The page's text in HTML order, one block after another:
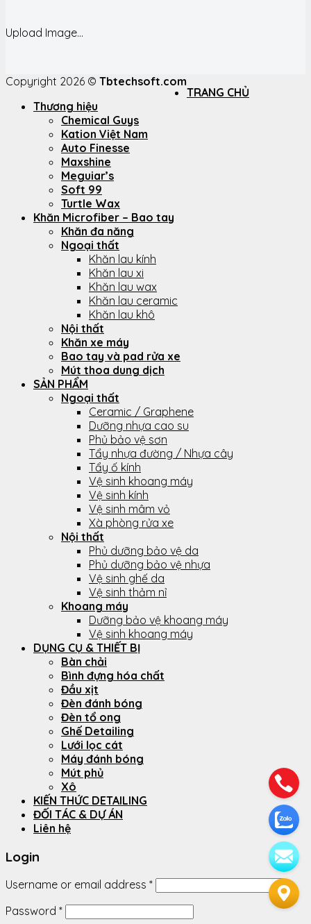
Upload Image...
Copyright 2026 © Tbtechsoft.com
TRANG CHỦ
Thương hiệu
Chemical Guys
Kation Việt Nam
Auto Finesse
Maxshine
Meguiar’s
Soft 99
Turtle Wax
Khăn Microfiber – Bao tay
Khăn đa năng
Ngoại thất
Khăn lau kính
Khăn lau xi
Khăn lau wax
Khăn lau ceramic
Khăn lau khô
Nội thất
Khăn xe máy
Bao tay và pad rửa xe
Mút thoa dung dịch
SẢN PHẨM
Ngoại thất
Ceramic / Graphene
Dưỡng nhựa cao su
Phủ bảo vệ sơn
Tẩy nhựa đường / Nhựa cây
Tẩy ố kính
Vệ sinh khoang máy
Vệ sinh kính
Vệ sinh mâm vỏ
Xà phòng rửa xe
Nội thất
Phủ dưỡng bảo vệ da
Phủ dưỡng bảo vệ nhựa
Vệ sinh ghế da
Vệ sinh thảm nỉ
Khoang máy
Dưỡng bảo vệ khoang máy
Vệ sinh khoang máy
DỤNG CỤ & THIẾT BỊ
Bàn chải
Bình đựng hóa chất
Đầu xịt
Đèn đánh bóng
Đèn tổ ong
Ghế Detailing
Lưới lọc cát
Máy đánh bóng
Mút phủ
Xô
KIẾN THỨC DETAILING
ĐỐI TÁC & DỰ ÁN
Liên hệ
Login
Username or email address *
Password *